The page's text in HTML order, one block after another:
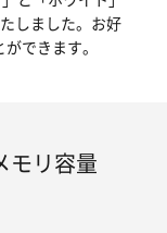
しました。お好
できます。
モリ容量